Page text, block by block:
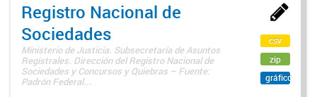
Registro Nacional de
Sociedades
Ministerio de Justicia. Subsecretaría de Asuntos
Registrales. Dirección del Registro Nacional de
Sociedades y Concursos y Quiebras – Fuente:
Padrón Federal...
csv
zip
gráfico